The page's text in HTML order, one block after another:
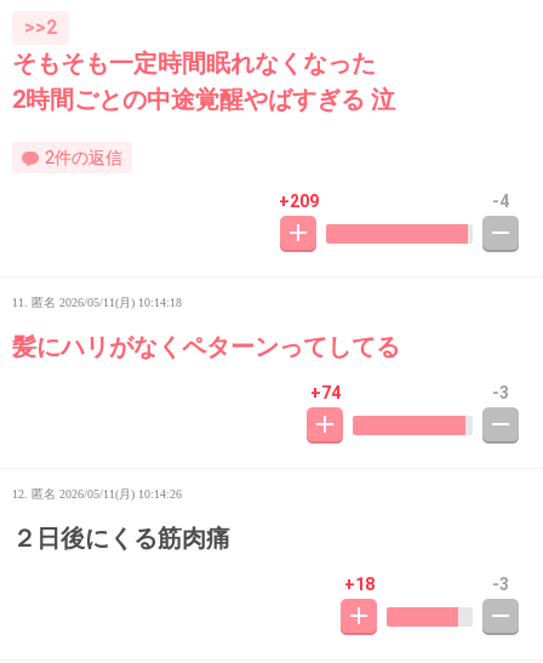
>>2
そもそも一定時間眠れなくなった
2時間ごとの中途覚醒やばすぎる 泣
2件の返信
+209 -4
11. 匿名 2026/05/11(月) 10:14:18
髪にハリがなくペターンってしてる
+74 -3
12. 匿名 2026/05/11(月) 10:14:26
２日後にくる筋肉痛
+18 -3